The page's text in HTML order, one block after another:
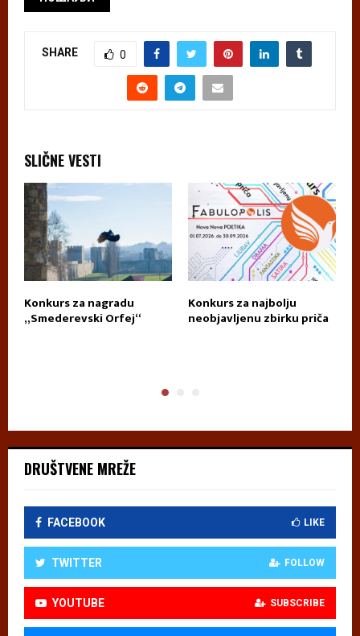
SHARE 0
SLIČNE VESTI
Konkurs za nagradu
„Smederevski Orfej“
Konkurs za najbolju
neobjavljenu zbirku priča
DRUŠTVENE MREŽE
FACEBOOK LIKE
TWITTER FOLLOW
YOUTUBE SUBSCRIBE